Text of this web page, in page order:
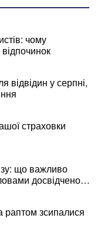
чому
відвідин у серпні,
страховки
що важливо
досвідченої
раптом зсипалися